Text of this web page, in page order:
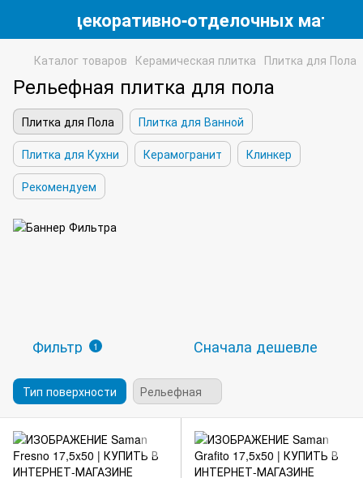
декоративно-отделочных
Каталог товаров Керамическая плитка Плитка для Пола
Рельефная плитка для пола
Плитка для Пола
Плитка для Ванной
Плитка для Кухни
Керамогранит
Клинкер
Рекомендуем
Фильтр 1 Сначала дешевле
Тип поверхности Рельефная